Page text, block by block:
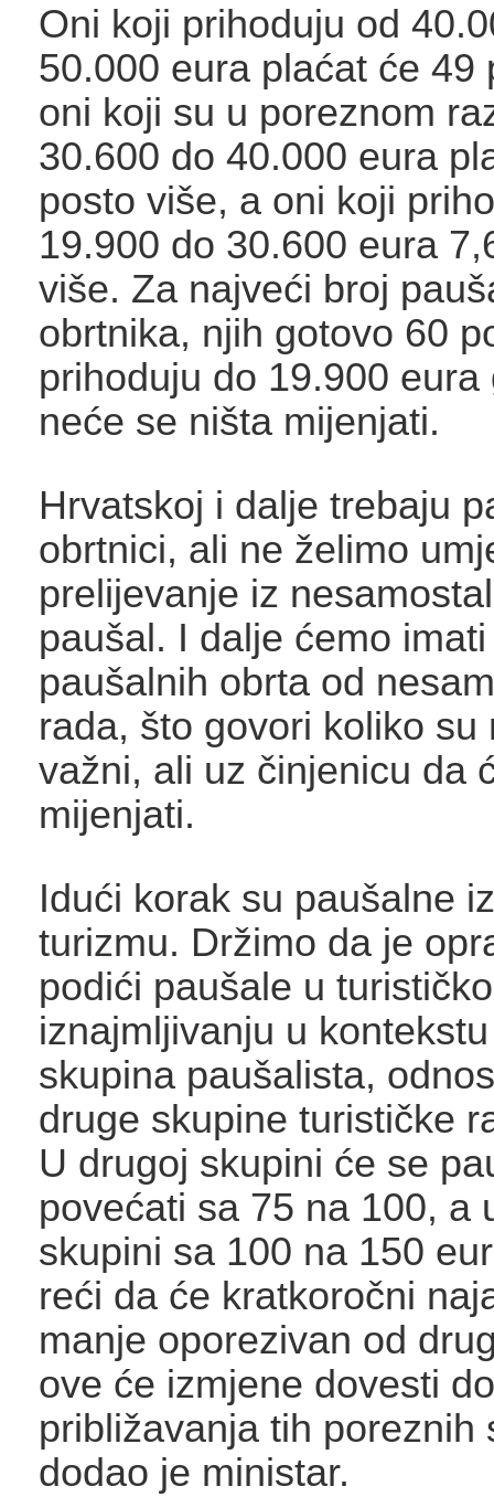
Oni koji prihoduju od
50.000 eura plaćat će 49
oni koji su u poreznom
30.600 do 40.000 eura
posto više, a oni koji
19.900 do 30.600 eura
više. Za najveći broj
obrtnika, njih gotovo 60
prihoduju do 19.900 eura
neće se ništa mijenjati.
Hrvatskoj i dalje trebaju
obrtnici, ali ne želimo
prelijevanje iz
paušal. I dalje ćemo
paušalnih obrta od
rada, što govori koliko su
važni, ali uz činjenicu da
mijenjati.
Idući korak su paušalne
turizmu. Držimo da je
podići paušale u
iznajmljivanju u
skupina paušalista,
druge skupine turističke
U drugoj skupini će se
povećati sa 75 na 100, a
skupini sa 100 na 150
reći da će kratkoročni
manje oporezivan od
ove će izmjene dovesti do
približavanja tih poreznih
dodao je ministar.